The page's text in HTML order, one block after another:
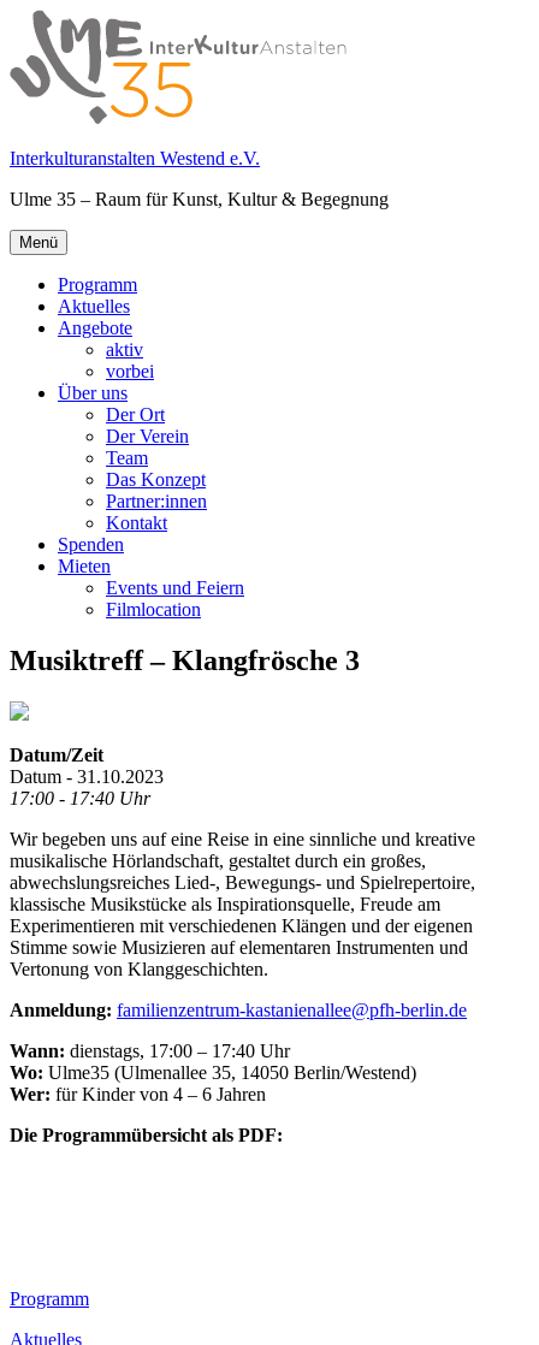
Springe
zum
Inhalt
Interkulturanstalten Westend e.V.
Ulme 35 – Raum für Kunst, Kultur & Begegnung
Primäres
Menü
Menü
Programm
Aktuelles
Angebote
aktiv
vorbei
Über uns
Der Ort
Der Verein
Team
Das Konzept
Partner:innen
Kontakt
Spenden
Mieten
Events und Feiern
Filmlocation
Musiktreff – Klangfrösche 3
Datum/Zeit
Datum - 31.10.2023
17:00 - 17:40 Uhr
Wir begeben uns auf eine Reise in eine sinnliche und kreative
musikalische Hörlandschaft, gestaltet durch ein großes,
abwechslungsreiches Lied-, Bewegungs- und Spielrepertoire,
klassische Musikstücke als Inspirationsquelle, Freude am
Experimentieren mit verschiedenen Klängen und der eigenen
Stimme sowie Musizieren auf elementaren Instrumenten und
Vertonung von Klanggeschichten.
Anmeldung: familienzentrum-kastanienallee@pfh-berlin.de
Wann: dienstags, 17:00 – 17:40 Uhr
Wo: Ulme35 (Ulmenallee 35, 14050 Berlin/Westend)
Wer: für Kinder von 4 – 6 Jahren
Die Programmübersicht als PDF:
Footer
Inhalt
Programm
Aktuelles